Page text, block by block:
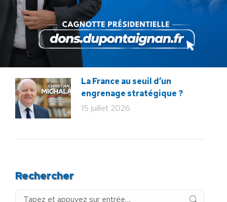
Bac de français : quand la
liberté pédagogique devient
abandon culturel
18 juillet 2026
La France au seuil d’un
engrenage stratégique ?
15 juillet 2026
Rechercher
Recherche